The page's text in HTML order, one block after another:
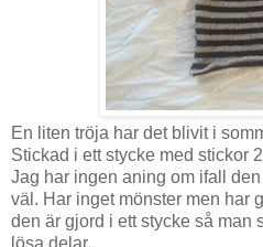
En liten tröja har det blivit i
Stickad i ett stycke med stickor
Jag har ingen aning om ifall
väl. Har inget mönster men har
den är gjord i ett stycke så man
lösa delar.